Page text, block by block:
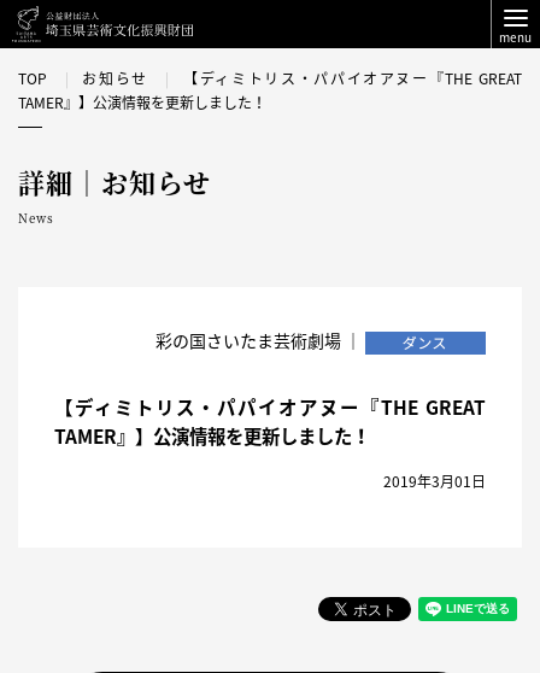
menu
TOP お知らせ
【ディミトリス・パパイオアヌー『THE GREAT
TAMER』】公演情報を更新しました！
詳細｜お知らせ
News
彩の国さいたま芸術劇場 ｜
【ディミトリス・パパイオアヌー『THE GREAT
TAMER』】公演情報を更新しました！
2019年3月01日